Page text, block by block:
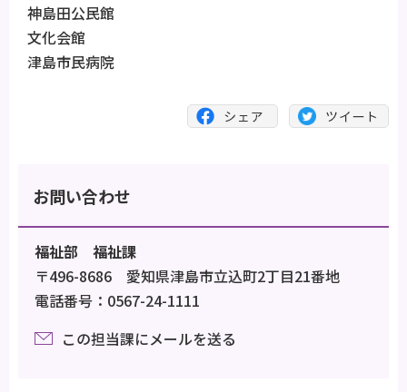
神島田公民館
文化会館
津島市民病院
お問い合わせ
福祉部 福祉課
〒496-8686 愛知県津島市立込町2丁目21番地
電話番号：0567-24-1111
この担当課にメールを送る